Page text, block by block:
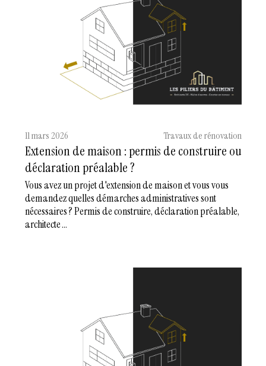
11 mars 2026 Travaux de rénovation
Extension de maison : permis de construire ou
déclaration préalable ?
Vous avez un projet d'extension de maison et vous vous
demandez quelles démarches administratives sont
nécessaires ? Permis de construire, déclaration préalable,
architecte ...